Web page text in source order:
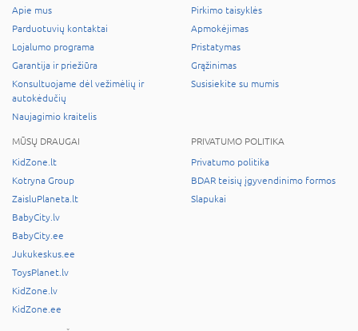
Apie mus
Parduotuvių kontaktai
Lojalumo programa
Garantija ir priežiūra
Konsultuojame dėl vežimėlių ir
autokėdučių
Naujagimio kraitelis
Pirkimo taisyklės
Apmokėjimas
Pristatymas
Grąžinimas
Susisiekite su mumis
MŪSŲ DRAUGAI
KidZone.lt
Kotryna Group
ZaisluPlaneta.lt
BabyCity.lv
BabyCity.ee
Jukukeskus.ee
ToysPlanet.lv
KidZone.lv
KidZone.ee
PRIVATUMO POLITIKA
Privatumo politika
BDAR teisių įgyvendinimo formos
Slapukai